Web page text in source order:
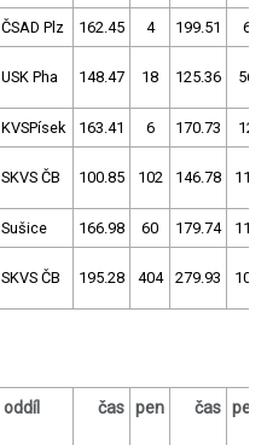
ČSAD Plz 162.45 4 199.51 6
USK Pha 148.47 18 125.36 56
KVSPísek 163.41 6 170.73 12
SKVS ČB 100.85 102 146.78 110
Sušice 166.98 60 179.74 112
SKVS ČB 195.28 404 279.93 108
oddíl čas pen čas pen